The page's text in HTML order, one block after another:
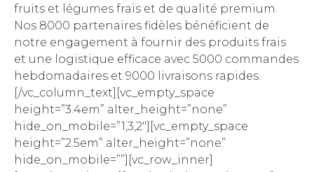
fruits et légumes frais et de qualité premium.
Nos 8000 partenaires fidèles bénéficient de
notre engagement à fournir des produits frais
et une logistique efficace avec 5000 commandes
hebdomadaires et 9000 livraisons rapides.
[/vc_column_text][vc_empty_space
height=”3.4em” alter_height=”none”
hide_on_mobile=”1,3,2″][vc_empty_space
height=”2.5em” alter_height=”none”
hide_on_mobile=””][vc_row_inner]